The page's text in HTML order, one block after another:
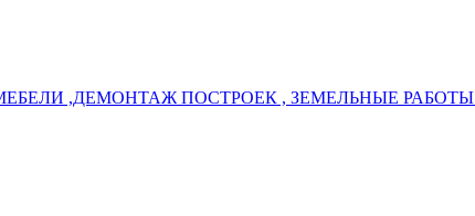
,ДЕМОНТАЖ ПОСТРОЕК , ЗЕМЕЛЬНЫЕ РАБОТЫ